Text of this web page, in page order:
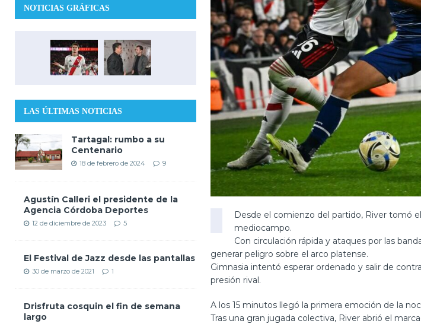
Desde el comienzo del partido, River tomó
mediocampo.
Con circulación rápida y ataques por las
generar peligro sobre el arco platense.
Gimnasia intentó esperar ordenado y salir de
presión rival.
A los 15 minutos llegó la primera emoción de la
Tras una gran jugada colectiva, River abrió el
NOTICIAS GRÁFICAS
LAS ÚLTIMAS NOTICIAS
Tartagal: rumbo a su
Centenario
18 de febrero de 2024 9
Agustín Calleri el presidente de la
Agencia Córdoba Deportes
12 de diciembre de 2023 5
El Festival de Jazz desde las pantallas
30 de marzo de 2021 1
Drisfruta cosquin el fin de semana
largo